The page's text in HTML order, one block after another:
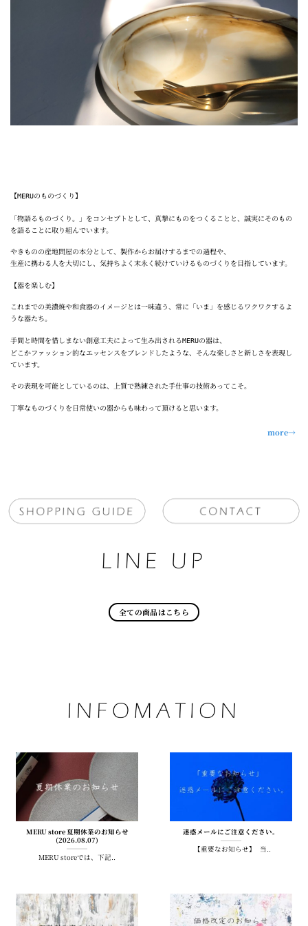
【MERUのものづくり】
「物語るものづくり。」をコンセプトとして、真摯にものをつくることと、誠実にそのもの
を語ることに取り組んでいます。
やきものの産地問屋の本分として、製作からお届けするまでの過程や、
生産に携わる人を大切にし、気持ちよく末永く続けていけるものづくりを目指しています。
【器を楽しむ】
これまでの美濃焼や和食器のイメージとは一味違う、常に「いま」を感じるワクワクするよ
うな器たち。
手間と時間を惜しまない創意工夫によって生み出されるMERUの器は、
どこかファッション的なエッセンスをブレンドしたような、そんな楽しさと新しさを表現し
ています。
その表現を可能としているのは、上質で熟練された手仕事の技術あってこそ。
丁寧なものづくりを日常使いの器からも味わって頂けると思います。
more→
全ての商品はこちら
MERU store 夏期休業のお知らせ
(2026.08.07)
MERU storeでは、下記..
迷惑メールにご注意ください。
【重要なお知らせ】 当..